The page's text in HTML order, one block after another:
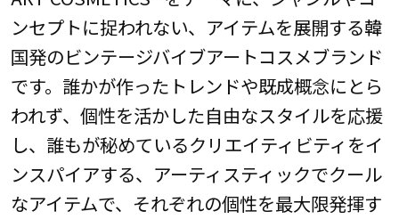
ンセプトに捉われない、アイテムを展開する韓
国発のビンテージバイブアートコスメブランド
です。誰かが作ったトレンドや既成概念にとら
われず、個性を活かした自由なスタイルを応援
し、誰もが秘めているクリエイティビティをイ
ンスパイアする、アーティスティックでクール
なアイテムで、それぞれの個性を最大限発揮す